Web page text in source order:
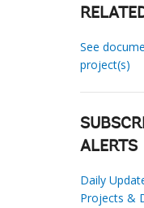
See
project(s)
ALERTS
Daily
Projects &